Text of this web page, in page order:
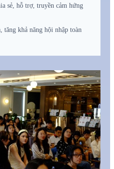
sẻ, hỗ trợ, truyền cảm hứng
tăng khả năng hội nhập toàn